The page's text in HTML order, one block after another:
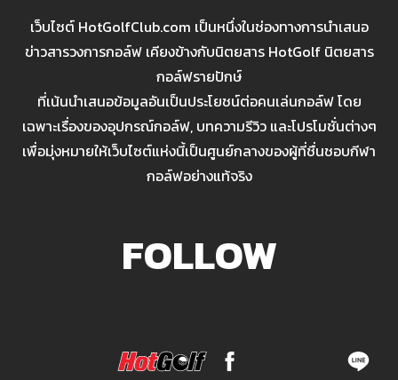
เว็บไซต์ HotGolfClub.com เป็นหนึ่งในช่องทางการนำเสนอ
ข่าวสารวงการกอล์ฟ เคียงข้างกับนิตยสาร HotGolf นิตยสาร
กอล์ฟรายปักษ์
ที่เน้นนำเสนอข้อมูลอันเป็นประโยชน์ต่อคนเล่นกอล์ฟ โดย
เฉพาะเรื่องของอุปกรณ์กอล์ฟ, บทความรีวิว และโปรโมชั่นต่างๆ
เพื่อมุ่งหมายให้เว็บไซต์แห่งนี้เป็นศูนย์กลางของผู้ที่ชื่นชอบกีฬา
กอล์ฟอย่างแท้จริง
FOLLOW